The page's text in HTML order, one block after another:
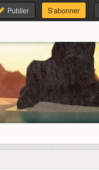
Publier S'abonner